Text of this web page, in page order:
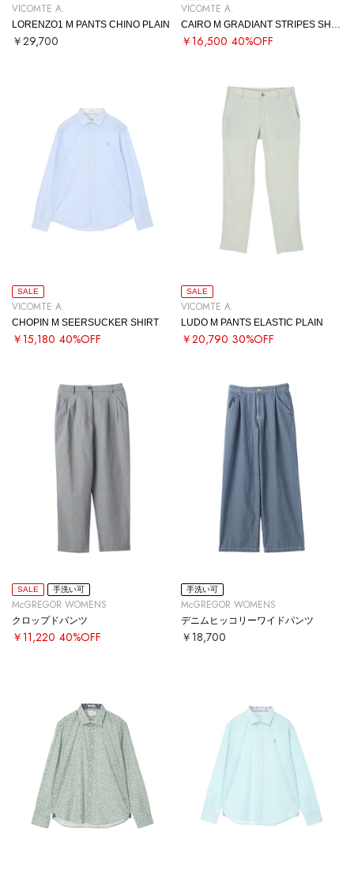
VICOMTE A.
LORENZO1 M PANTS CHINO PLAIN
￥29,700
VICOMTE A.
￥16,500 40%OFF
SALE
VICOMTE A.
CHOPIN M SEERSUCKER SHIRT
￥15,180 40%OFF
SALE
VICOMTE A.
LUDO M PANTS ELASTIC PLAIN
￥20,790 30%OFF
SALE 手洗い可
McGREGOR WOMENS
クロップドパンツ
￥11,220 40%OFF
手洗い可
McGREGOR WOMENS
デニムヒッコリーワイドパンツ
￥18,700